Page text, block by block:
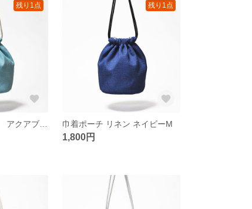
残り1点 残り1点
巾着ポーチ リネン ネイビーM
1,800円